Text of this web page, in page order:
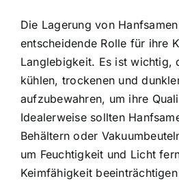
Die Lagerung von
entscheidende Rolle für ihre
Langlebigkeit. Es ist wichtig,
kühlen, trockenen und
aufzubewahren, um ihre
Idealerweise sollten
Behältern oder
um Feuchtigkeit und Licht
Keimfähigkeit